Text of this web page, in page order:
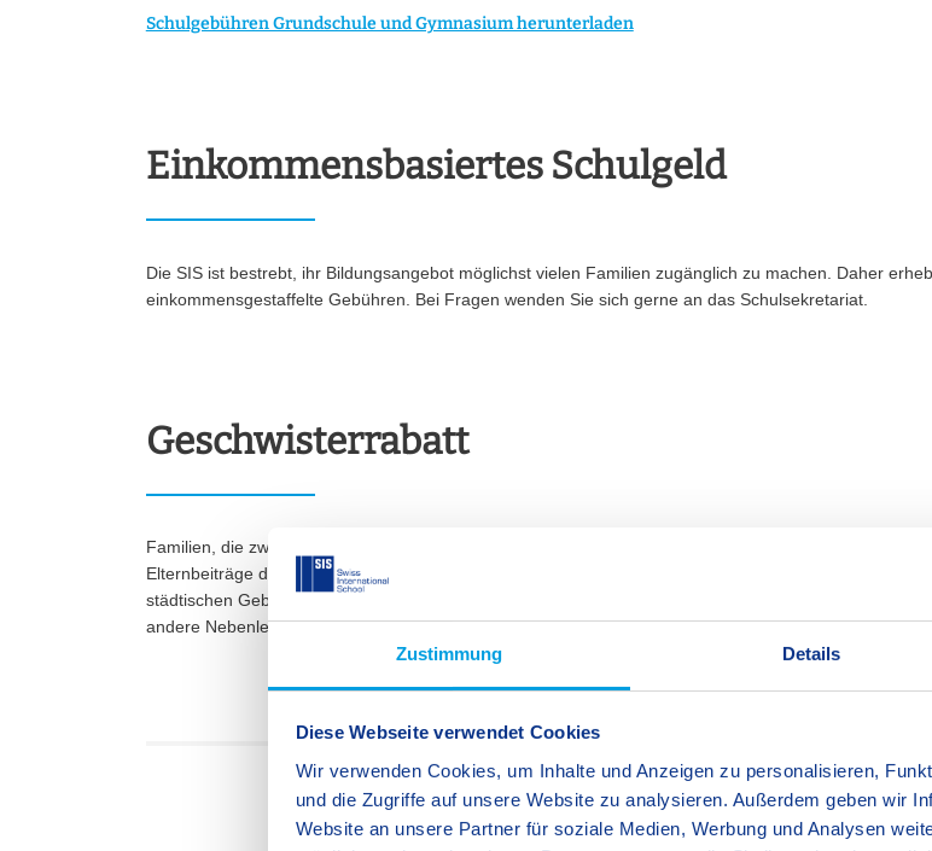
Zustimmung Details
Diese Webseite verwendet Cookies
Wir verwenden Cookies, um Inhalte und Anzeigen zu personalisieren,
und die Zugriffe auf unsere Website zu analysieren. Außerdem geben wir
Website an unsere Partner für soziale Medien, Werbung und Analysen
Schulgebühren Grundschule und Gymnasium herunterladen
Einkommensbasiertes Schulgeld
Die SIS ist bestrebt, ihr Bildungsangebot möglichst vielen Familien zugänglich zu machen. Daher
einkommensgestaffelte Gebühren. Bei Fragen wenden Sie sich gerne an das Schulsekretariat.
Geschwisterrabatt
Familien, die zwei oder mehr Kinder an der SIS anmelden, erhalten ab dem zweiten Kind eine
Elternbeiträge des jüngeren Kindes bzw. der jüngeren Kinder. Für Kindergartenkinder mit
städtischen Gebührensatzung festgelegten Geschwisterermäßigungen gewährt. Die Aufnahmegebühr
andere Nebenleistungen sind vom Geschwisterrabatt ausgenommen.